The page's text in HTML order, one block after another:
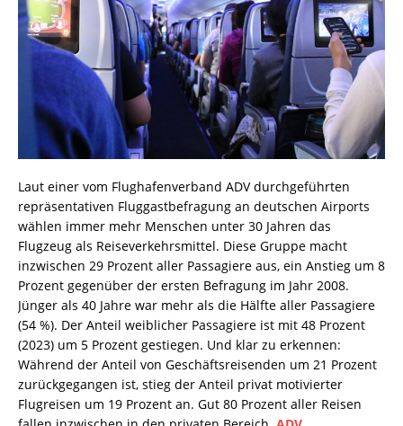
Laut einer vom Flughafenverband ADV durchgeführten
repräsentativen Fluggastbefragung an deutschen Airports
wählen immer mehr Menschen unter 30 Jahren das
Flugzeug als Reiseverkehrsmittel. Diese Gruppe macht
inzwischen 29 Prozent aller Passagiere aus, ein Anstieg um 8
Prozent gegenüber der ersten Befragung im Jahr 2008.
Jünger als 40 Jahre war mehr als die Hälfte aller Passagiere
(54 %). Der Anteil weiblicher Passagiere ist mit 48 Prozent
(2023) um 5 Prozent gestiegen. Und klar zu erkennen:
Während der Anteil von Geschäftsreisenden um 21 Prozent
zurückgegangen ist, stieg der Anteil privat motivierter
Flugreisen um 19 Prozent an. Gut 80 Prozent aller Reisen